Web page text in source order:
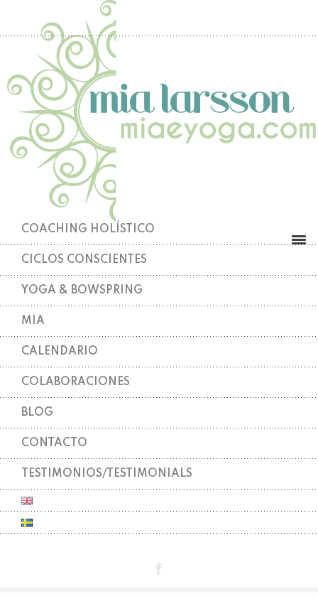
COACHING HOLÍSTICO
CICLOS CONSCIENTES
YOGA & BOWSPRING
MIA
CALENDARIO
COLABORACIONES
BLOG
CONTACTO
TESTIMONIOS/TESTIMONIALS